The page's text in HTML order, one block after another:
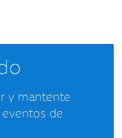
y mantente
de